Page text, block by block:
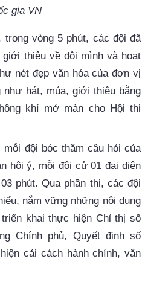
gia VN
vòng 5 phút, các đội đã
thiệu về đội mình và hoạt
nét đẹp văn hóa của đơn vị
hát, múa, giới thiệu bằng
khí mở màn cho Hội thi
mỗi đội bóc thăm câu hỏi của
hội ý, mỗi đội cử 01 đại diện
phút. Qua phần thi, các đội
nắm vững những nội dung
khai thực hiện Chỉ thị số
Chính phủ, Quyết định số
cải cách hành chính, văn